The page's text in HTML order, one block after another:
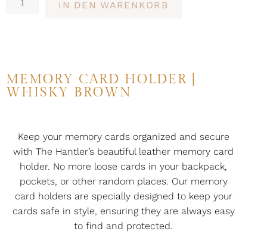
IN DEN WARENKORB
MEMORY CARD HOLDER |
WHISKY BROWN
Keep your memory cards organized and secure
with The Hantler’s beautiful leather memory card
holder. No more loose cards in your backpack,
pockets, or other random places. Our memory
card holders are specially designed to keep your
cards safe in style, ensuring they are always easy
to find and protected.